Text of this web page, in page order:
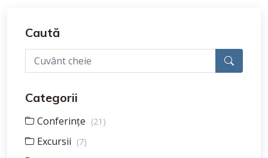
Caută
Categorii
Conferințe (21)
Excursii (7)